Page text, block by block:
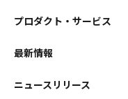
プロダクト・サービス
最新情報
ニュースリリース